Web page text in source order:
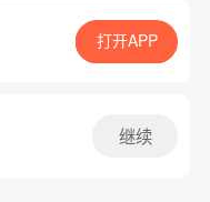
App免费看
打开APP
继续